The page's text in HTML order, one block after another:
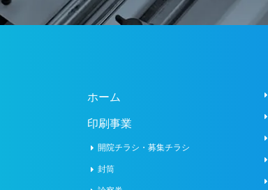
ホーム
印刷事業
開院チラシ・募集チラシ
封筒